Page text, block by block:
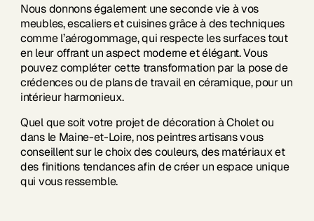
Nous donnons également une seconde vie à vos
meubles, escaliers et cuisines grâce à des techniques
comme l’aérogommage, qui respecte les surfaces tout
en leur offrant un aspect moderne et élégant. Vous
pouvez compléter cette transformation par la pose de
crédences ou de plans de travail en céramique, pour un
intérieur harmonieux.
Quel que soit votre projet de décoration à Cholet ou
dans le Maine-et-Loire, nos peintres artisans vous
conseillent sur le choix des couleurs, des matériaux et
des finitions tendances afin de créer un espace unique
qui vous ressemble.